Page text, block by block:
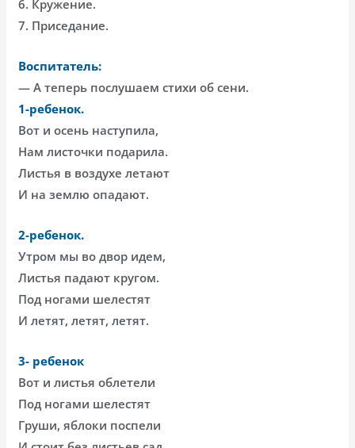
6. Кружение.
7. Приседание.
Воспитатель:
— А теперь послушаем стихи об сени.
1-ребенок.
Вот и осень наступила,
Нам листочки подарила.
Листья в воздухе летают
И на землю опадают.
2-ребенок.
Утром мы во двор идем,
Листья падают кругом.
Под ногами шелестят
И летят, летят, летят.
3- ребенок
Вот и листья облетели
Под ногами шелестят
Груши, яблоки поспели